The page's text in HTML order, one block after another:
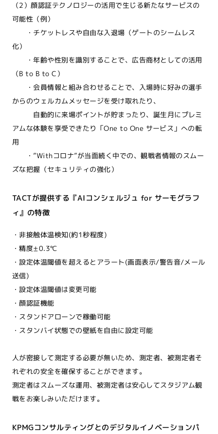
（2）顔認証テクノロジーの活用で生じる新たなサービスの
可能性（例）
・チケットレスや自由な入退場（ゲートのシームレス
化）
・年齢や性別を識別することで、広告商材としての活用
（B to B to C）
・会員情報と組み合わせることで、入場時に好みの選手
からのウェルカムメッセージを受け取れたり、
自動的に来場ポイントが貯まったり、誕生月にプレミ
アムな体験を享受できたり「One to One サービス」への転
用
・”Withコロナ”が当面続く中での、観戦者情報のスムー
ズな把握（セキュリティの強化）
TACTが提供する『AIコンシェルジュ for サーモグラフ
ィ』の特徴
・非接触体温検知(約1秒程度)
・精度±0.3℃
・設定体温閾値を超えるとアラート(画面表示/警告音/メール
送信)
・設定体温閾値は変更可能
・顔認証機能
・スタンドアローンで稼働可能
・スタンバイ状態での壁紙を自由に設定可能
人が密接して測定する必要が無いため、測定者、被測定者そ
れぞれの安全を確保することができます。
測定者はスムーズな運用、被測定者は安心してスタジアム観
戦をお楽しみいただけます。
KPMGコンサルティングとのデジタルイノベーションパ